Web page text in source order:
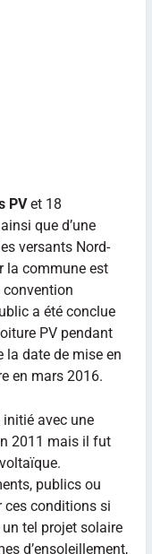
PVet 18
que d’une
versants Nord-
la commune est
convention
a été conclue
PV pendant
la date de mise en
en mars 2016.
avec une
2011 mais il fut
publics ou
ces conditions si
tel projet solaire
d’ensoleillement,